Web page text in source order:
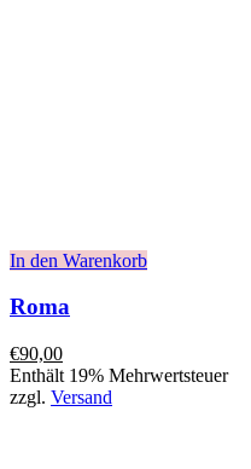
In den Warenkorb
Roma
€90,00
Enthält 19% Mehrwertsteuer
zzgl. Versand